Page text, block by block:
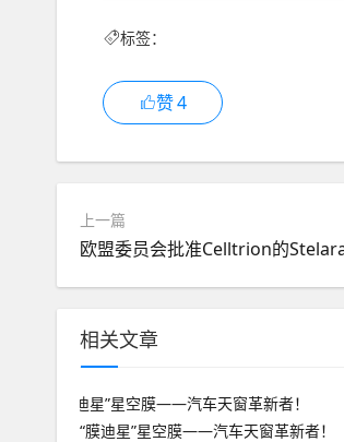
标签：
赞4
上一篇
相关文章
“膜迪星”星空膜——汽车天窗革新者！